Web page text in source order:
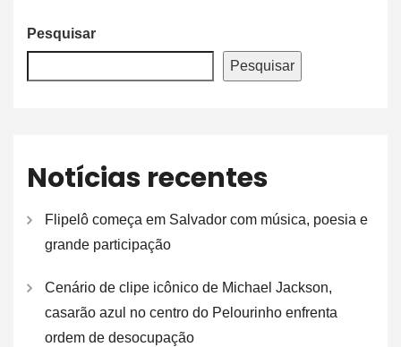
Pesquisar
Pesquisar
Notícias recentes
Flipelô começa em Salvador com música, poesia e
grande participação
Cenário de clipe icônico de Michael Jackson,
casarão azul no centro do Pelourinho enfrenta
ordem de desocupação